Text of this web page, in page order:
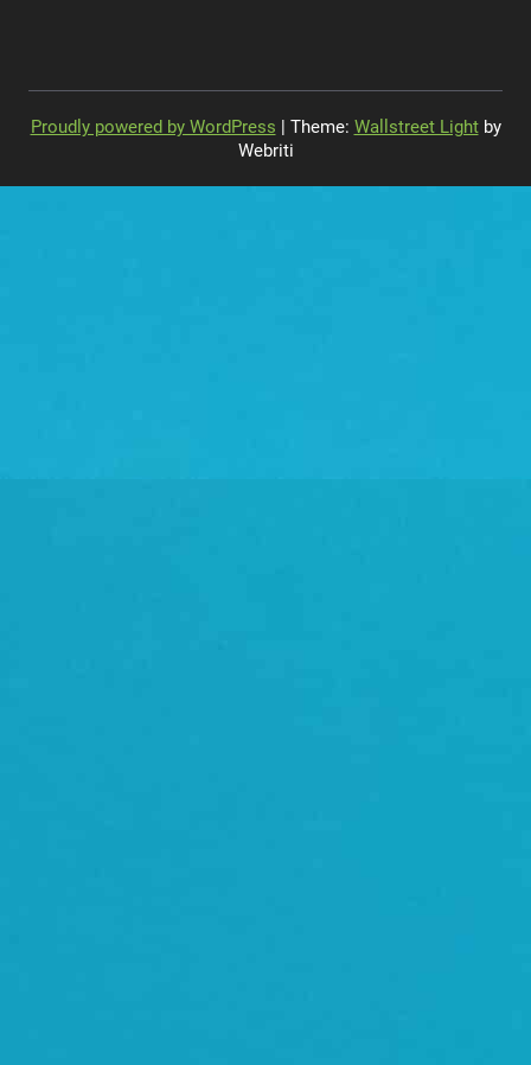
Proudly powered by WordPress | Theme: Wallstreet Lightby
Webriti